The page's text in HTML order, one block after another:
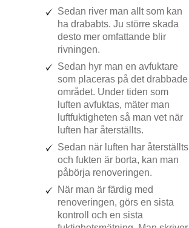
Sedan river man allt som kan
ha drababts. Ju större skada
desto mer omfattande blir
rivningen.
Sedan hyr man en avfuktare
som placeras på det drabbade
området. Under tiden som
luften avfuktas, mäter man
luftfuktigheten så man vet när
luften har återställts.
Sedan när luften har återställts
och fukten är borta, kan man
påbörja renoveringen.
När man är färdig med
renoveringen, görs en sista
kontroll och en sista